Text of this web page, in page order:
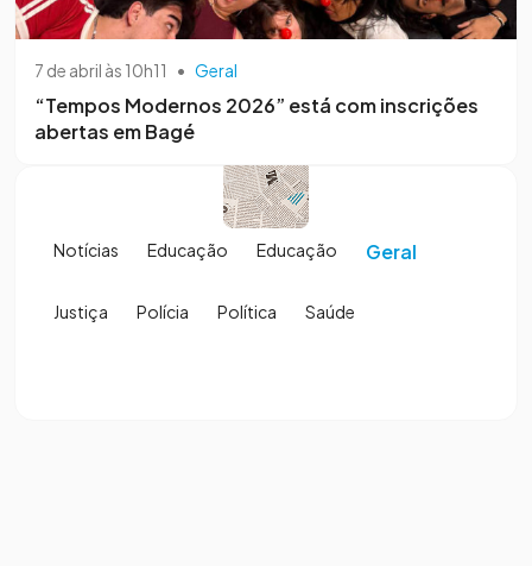
7 de abril às 10h11 • Geral
“Tempos Modernos 2026” está com inscrições
abertas em Bagé
Notícias Educação Educação Geral
Justiça Polícia Política Saúde